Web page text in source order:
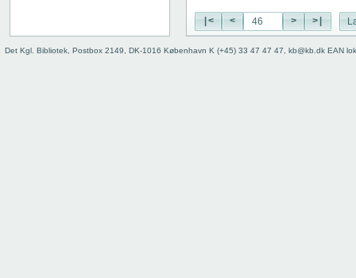
|< < > >|
Det Kgl. Bibliotek, Postbox 2149, DK-1016 København K (+45) 33 47 47 47, kb@kb.dk EAN